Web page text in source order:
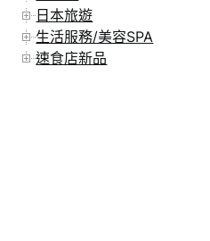
日本旅遊
生活服務/美容SPA
速食店新品